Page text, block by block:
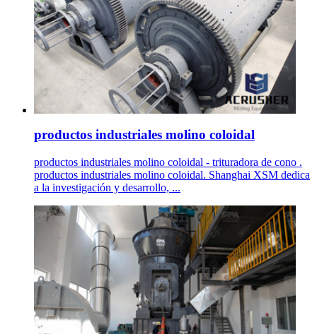
productos industriales molino coloidal
productos industriales molino coloidal - trituradora de cono .
productos industriales molino coloidal. Shanghai XSM dedica
a la investigación y desarrollo, ...